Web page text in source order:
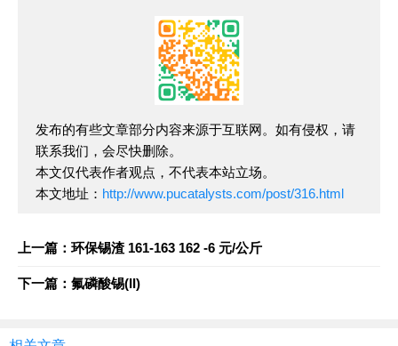
发布的有些文章部分内容来源于互联网。如有侵权，请
联系我们，会尽快删除。
本文仅代表作者观点，不代表本站立场。
本文地址： http://www.pucatalysts.com/post/316.html
上一篇：环保锡渣 161-163 162 -6 元/公斤
下一篇：氟磷酸锡(II)